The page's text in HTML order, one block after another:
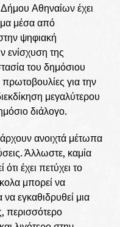
Αθηναίων έχει
μέσα από
ψηφιακή
ενίσχυση της
του δημόσιου
για την
μεγαλύτερου
διάλογο.
ανοιχτά μέτωπα
Άλλωστε, καμία
έχει πετύχει το
μπορεί να
εγκαθιδρυθεί μια
περισσότερο